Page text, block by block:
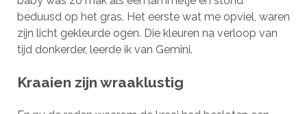
beduusd op het gras. Het eerste wat me opviel, waren
zijn licht gekleurde ogen. Die kleuren na verloop van
tijd donkerder, leerde ik van Gemini.
Kraaien zijn wraaklustig